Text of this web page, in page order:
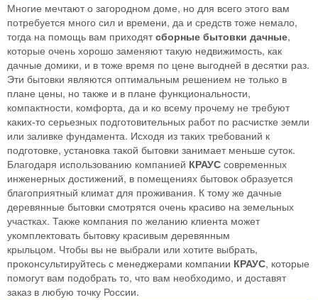
Многие мечтают о загородном доме, но для всего этого вам
потребуется много сил и времени, да и средств тоже немало,
тогда на помощь вам приходятсборные бытовки дачные,
которые очень хорошо заменяют такую недвижимость, как
дачные домики, и в тоже время по цене выгодней в десятки раз.
Эти бытовки являются оптимальным решением не только в
плане цены, но также и в плане функциональности,
компактности, комфорта, да и ко всему прочему не требуют
каких-то серьезных подготовительных работ по расчистке земли
или заливке фундамента. Исходя из таких требований к
подготовке, установка такой бытовки занимает меньше суток.
Благодаря использованию компанией КРАУС современных
инженерных достижений, в помещениях бытовок образуется
благоприятный климат для проживания. К тому же дачные
деревянные бытовки смотрятся очень красиво на земельных
участках. Также компания по желанию клиента может
укомплектовать бытовку красивым деревянным
крыльцом. Чтобы вы не выбрали или хотите выбрать,
проконсультируйтесь с менеджерами компании КРАУС, которые
помогут вам подобрать то, что вам необходимо, и доставят
заказ в любую точку России.